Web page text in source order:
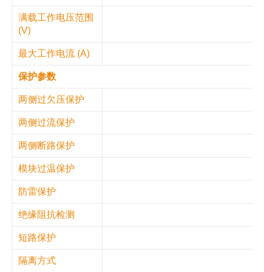
满载工作电压范围
(V)
最大工作电流 (A)
保护参数
两侧过欠压保护
两侧过流保护
两侧断路保护
模块过温保护
防雷保护
绝缘阻抗检测
短路保护
隔离方式